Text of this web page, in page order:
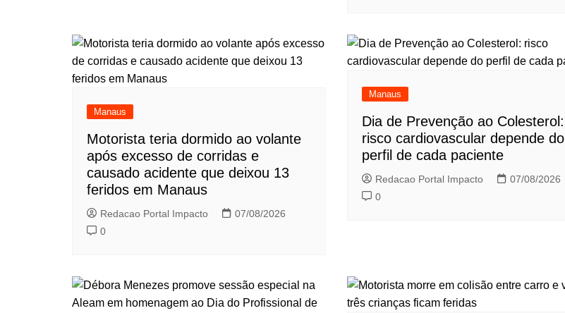
Manaus
Motorista teria dormido ao volante
após excesso de corridas e
causado acidente que deixou 13
feridos em Manaus
Redacao Portal Impacto
07/08/2026
0
Manaus
Dia de Prevenção ao Colesterol:
risco cardiovascular depende do
perfil de cada paciente
Redacao Portal Impacto
07/08/2026
0